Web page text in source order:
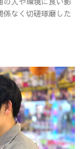
なく切磋琢磨した